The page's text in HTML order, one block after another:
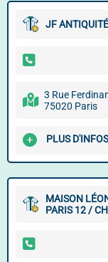
JF
3 Rue
75020 Paris
PLUS
MAISON
PARIS 12 /